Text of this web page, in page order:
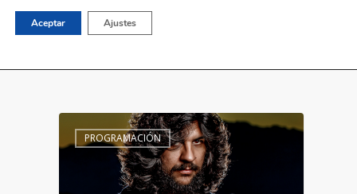
Museo Pagos del Rey
PROGRAMACIÓN
Aceptar Ajustes